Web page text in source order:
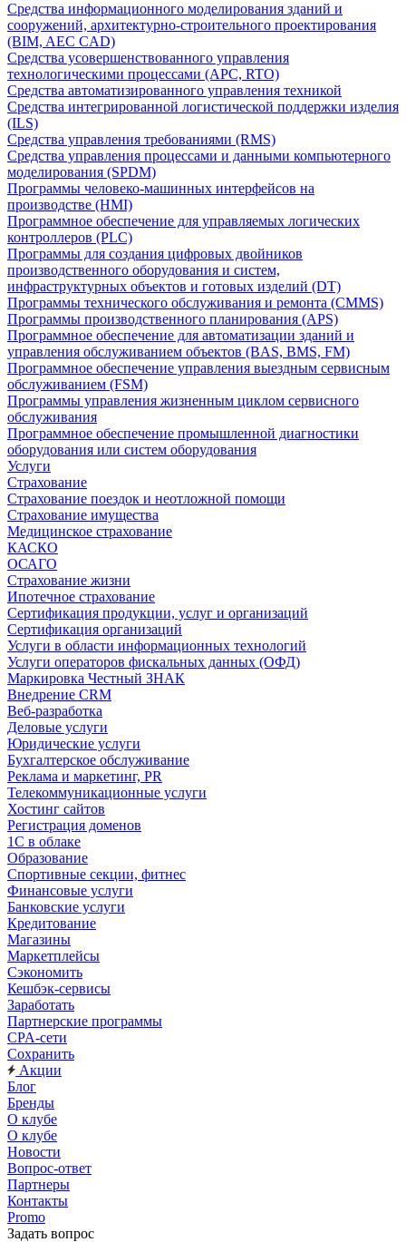
Средства информационного моделирования зданий и
сооружений, архитектурно-строительного проектирования
(BIM, AEC CAD)
Средства усовершенствованного управления
технологическими процессами (APC, RTO)
Средства автоматизированного управления техникой
Средства интегрированной логистической поддержки изделия
(ILS)
Средства управления требованиями (RMS)
Средства управления процессами и данными компьютерного
моделирования (SPDM)
Программы человеко-машинных интерфейсов на
производстве (HMI)
Программное обеспечение для управляемых логических
контроллеров (PLC)
Программы для создания цифровых двойников
производственного оборудования и систем,
инфраструктурных объектов и готовых изделий (DT)
Программы технического обслуживания и ремонта (CMMS)
Программы производственного планирования (APS)
Программное обеспечение для автоматизации зданий и
управления обслуживанием объектов (BAS, BMS, FM)
Программное обеспечение управления выездным сервисным
обслуживанием (FSM)
Программы управления жизненным циклом сервисного
обслуживания
Программное обеспечение промышленной диагностики
оборудования или систем оборудования
Услуги
Страхование
Страхование поездок и неотложной помощи
Страхование имущества
Медицинское страхование
КАСКО
ОСАГО
Страхование жизни
Ипотечное страхование
Сертификация продукции, услуг и организаций
Сертификация организаций
Услуги в области информационных технологий
Услуги операторов фискальных данных (ОФД)
Маркировка Честный ЗНАК
Внедрение CRM
Веб-разработка
Деловые услуги
Юридические услуги
Бухгалтерское обслуживание
Реклама и маркетинг, PR
Телекоммуникационные услуги
Хостинг сайтов
Регистрация доменов
1С в облаке
Образование
Спортивные секции, фитнес
Финансовые услуги
Банковские услуги
Кредитование
Магазины
Маркетплейсы
Сэкономить
Кешбэк-сервисы
Заработать
Партнерские программы
CPA-сети
Сохранить
Акции
Блог
Бренды
О клубе
О клубе
Новости
Вопрос-ответ
Партнеры
Контакты
Promo
Задать вопрос